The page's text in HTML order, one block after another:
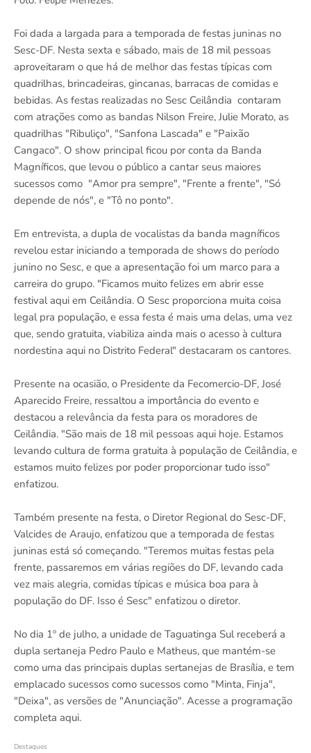
Foi dada a largada para a temporada de festas juninas no
Sesc-DF. Nesta sexta e sábado, mais de 18 mil pessoas
aproveitaram o que há de melhor das festas típicas com
quadrilhas, brincadeiras, gincanas, barracas de comidas e
bebidas. As festas realizadas no Sesc Ceilândia contaram
com atrações como as bandas Nilson Freire, Julie Morato, as
quadrilhas "Ribuliço", "Sanfona Lascada" e "Paixão
Cangaco". O show principal ficou por conta da Banda
Magníficos, que levou o público a cantar seus maiores
sucessos como "Amor pra sempre", "Frente a frente", "Só
depende de nós", e "Tô no ponto".
Em entrevista, a dupla de vocalistas da banda magníficos
revelou estar iniciando a temporada de shows do período
junino no Sesc, e que a apresentação foi um marco para a
carreira do grupo. "Ficamos muito felizes em abrir esse
festival aqui em Ceilândia. O Sesc proporciona muita coisa
legal pra população, e essa festa é mais uma delas, uma vez
que, sendo gratuita, viabiliza ainda mais o acesso à cultura
nordestina aqui no Distrito Federal" destacaram os cantores.
Presente na ocasião, o Presidente da Fecomercio-DF, José
Aparecido Freire, ressaltou a importância do evento e
destacou a relevância da festa para os moradores de
Ceilândia. "São mais de 18 mil pessoas aqui hoje. Estamos
levando cultura de forma gratuita à população de Ceilândia, e
estamos muito felizes por poder proporcionar tudo isso"
enfatizou.
Também presente na festa, o Diretor Regional do Sesc-DF,
Valcides de Araujo, enfatizou que a temporada de festas
juninas está só começando. "Teremos muitas festas pela
frente, passaremos em várias regiões do DF, levando cada
vez mais alegria, comidas típicas e música boa para à
população do DF. Isso é Sesc" enfatizou o diretor.
No dia 1º de julho, a unidade de Taguatinga Sul receberá a
dupla sertaneja Pedro Paulo e Matheus, que mantém-se
como uma das principais duplas sertanejas de Brasília, e tem
emplacado sucessos como sucessos como "Minta, Finja",
"Deixa", as versões de "Anunciação". Acesse a programação
completa aqui.
Destaques